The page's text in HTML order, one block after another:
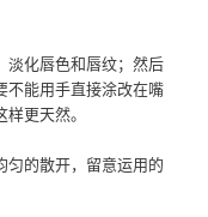
淡化唇色和唇纹；然后
不能用手直接涂改在嘴
更天然。
匀的散开，留意运用的